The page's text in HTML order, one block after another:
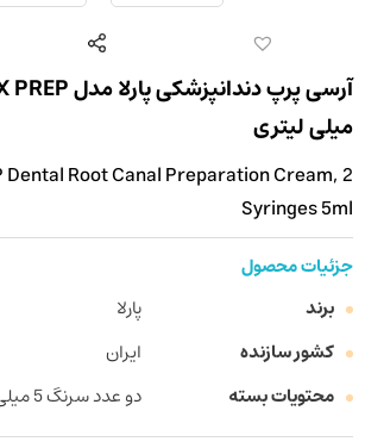
میلی لیتری
Dental Root Canal Preparation Cream, 2
Syringes 5ml
جزئیات محصول
برند
پارلا
کشور سازنده
ایران
محتویات بسته
دو عدد سرنگ 5 میلی لیتری + 2 عدد تیپ